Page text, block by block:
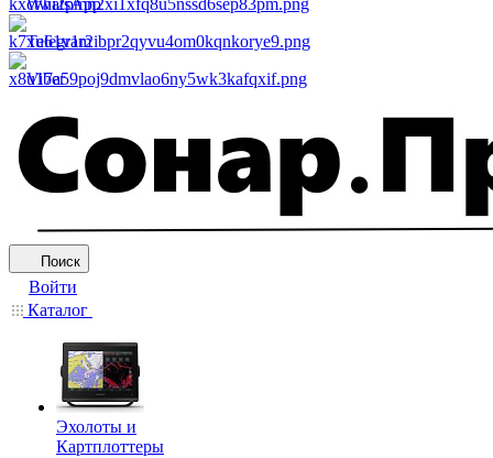
WhatsApp
Telegram
Viber
Поиск
Войти
Каталог
Эхолоты и
Картплоттеры